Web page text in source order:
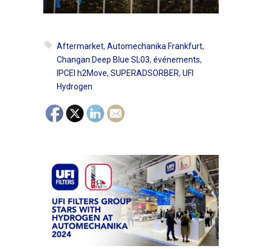
Aftermarket,Automechanika Frankfurt,
IPCEI h2Move
, SUPERADSORBER
UFI
Hydrogen